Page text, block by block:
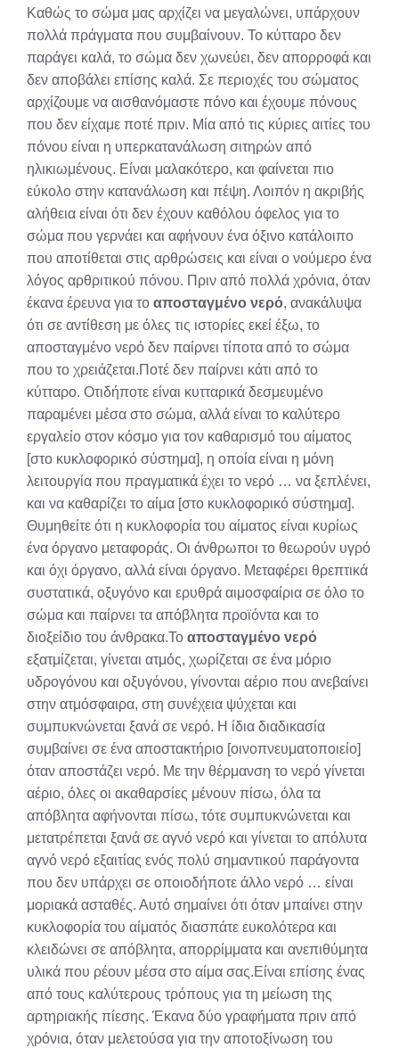
Καθώς το σώμα μας αρχίζει να μεγαλώνει, υπάρχουν
πολλά πράγματα που συμβαίνουν. Το κύτταρο δεν
παράγει καλά, το σώμα δεν χωνεύει, δεν απορροφά και
δεν αποβάλει επίσης καλά. Σε περιοχές του σώματος
αρχίζουμε να αισθανόμαστε πόνο και έχουμε πόνους
που δεν είχαμε ποτέ πριν. Μία από τις κύριες αιτίες του
πόνου είναι η υπερκατανάλωση σιτηρών από
ηλικιωμένους. Είναι μαλακότερο, και φαίνεται πιο
εύκολο στην κατανάλωση και πέψη. Λοιπόν η ακριβής
αλήθεια είναι ότι δεν έχουν καθόλου όφελος για το
σώμα που γερνάει και αφήνουν ένα όξινο κατάλοιπο
που αποτίθεται στις αρθρώσεις και είναι ο νούμερο ένα
λόγος αρθριτικού πόνου. Πριν από πολλά χρόνια, όταν
έκανα έρευνα για το αποσταγμένο νερό, ανακάλυψα
ότι σε αντίθεση με όλες τις ιστορίες εκεί έξω, το
αποσταγμένο νερό δεν παίρνει τίποτα από το σώμα
που το χρειάζεται.Ποτέ δεν παίρνει κάτι από το
κύτταρο. Οτιδήποτε είναι κυτταρικά δεσμευμένο
παραμένει μέσα στο σώμα, αλλά είναι το καλύτερο
εργαλείο στον κόσμο για τον καθαρισμό του αίματος
[στο κυκλοφορικό σύστημα], η οποία είναι η μόνη
λειτουργία που πραγματικά έχει το νερό … να ξεπλένει,
και να καθαρίζει το αίμα [στο κυκλοφορικό σύστημα].
Θυμηθείτε ότι η κυκλοφορία του αίματος είναι κυρίως
ένα όργανο μεταφοράς. Οι άνθρωποι το θεωρούν υγρό
και όχι όργανο, αλλά είναι όργανο. Μεταφέρει θρεπτικά
συστατικά, οξυγόνο και ερυθρά αιμοσφαίρια σε όλο το
σώμα και παίρνει τα απόβλητα προϊόντα και το
διοξείδιο του άνθρακα.Το αποσταγμένο νερό
εξατμίζεται, γίνεται ατμός, χωρίζεται σε ένα μόριο
υδρογόνου και οξυγόνου, γίνονται αέριο που ανεβαίνει
στην ατμόσφαιρα, στη συνέχεια ψύχεται και
συμπυκνώνεται ξανά σε νερό. Η ίδια διαδικασία
συμβαίνει σε ένα αποστακτήριο [οινοπνευματοποιείο]
όταν αποστάζει νερό. Με την θέρμανση το νερό γίνεται
αέριο, όλες οι ακαθαρσίες μένουν πίσω, όλα τα
απόβλητα αφήνονται πίσω, τότε συμπυκνώνεται και
μετατρέπεται ξανά σε αγνό νερό και γίνεται το απόλυτα
αγνό νερό εξαιτίας ενός πολύ σημαντικού παράγοντα
που δεν υπάρχει σε οποιοδήποτε άλλο νερό … είναι
μοριακά ασταθές. Αυτό σημαίνει ότι όταν μπαίνει στην
κυκλοφορία του αίματός διασπάτε ευκολότερα και
κλειδώνει σε απόβλητα, απορρίμματα και ανεπιθύμητα
υλικά που ρέουν μέσα στο αίμα σας.Είναι επίσης ένας
από τους καλύτερους τρόπους για τη μείωση της
αρτηριακής πίεσης. Έκανα δύο γραφήματα πριν από
χρόνια, όταν μελετούσα για την αποτοξίνωση του